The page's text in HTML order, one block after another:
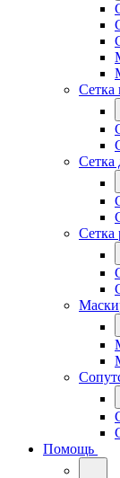
Сетка
Сетка
Сетка
Помощь